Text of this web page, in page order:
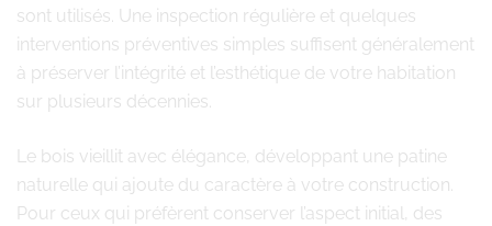
sont utilisés. Une inspection régulière et quelques
interventions préventives simples suffisent généralement
à préserver l’intégrité et l’esthétique de votre habitation
sur plusieurs décennies.
Le bois vieillit avec élégance, développant une patine
naturelle qui ajoute du caractère à votre construction.
Pour ceux qui préfèrent conserver l’aspect initial, des